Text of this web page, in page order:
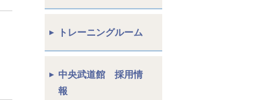
トレーニングルーム
中央武道館 採用情
報